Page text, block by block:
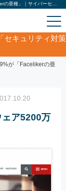
セキュリティ対策
ス
が「Facelikerの亜
ア5200万